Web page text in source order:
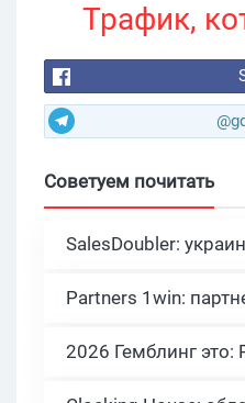
Трафик,
Советуем почитать